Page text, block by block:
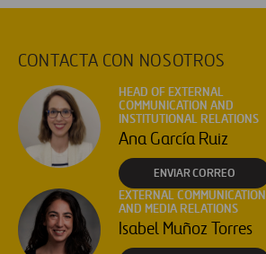
CONTACTA CON NOSOTROS
HEAD OF EXTERNAL
COMMUNICATION AND
INSTITUTIONAL RELATIONS
Ana García Ruiz
ENVIAR CORREO
EXTERNAL COMMUNICATION
AND MEDIA RELATIONS
Isabel Muñoz Torres